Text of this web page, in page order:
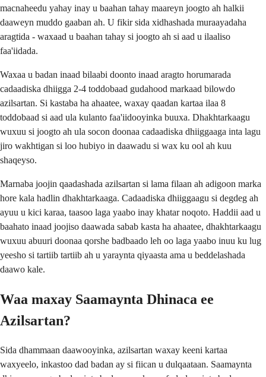
macnaheedu yahay inay u baahan tahay maareyn joogto ah halkii
daaweyn muddo gaaban ah. U fikir sida xidhashada muraayadaha
aragtida - waxaad u baahan tahay si joogto ah si aad u ilaaliso
faa'iidada.
Waxaa u badan inaad bilaabi doonto inaad aragto horumarada
cadaadiska dhiigga 2-4 toddobaad gudahood markaad bilowdo
azilsartan. Si kastaba ha ahaatee, waxay qaadan kartaa ilaa 8
toddobaad si aad ula kulanto faa'iidooyinka buuxa. Dhakhtarkaagu
wuxuu si joogto ah ula socon doonaa cadaadiska dhiiggaaga inta lagu
jiro wakhtigan si loo hubiyo in daawadu si wax ku ool ah kuu
shaqeyso.
Marnaba joojin qaadashada azilsartan si lama filaan ah adigoon marka
hore kala hadlin dhakhtarkaaga. Cadaadiska dhiiggaagu si degdeg ah
ayuu u kici karaa, taasoo laga yaabo inay khatar noqoto. Haddii aad u
baahato inaad joojiso daawada sabab kasta ha ahaatee, dhakhtarkaagu
wuxuu abuuri doonaa qorshe badbaado leh oo laga yaabo inuu ku lug
yeesho si tartiib tartiib ah u yaraynta qiyaasta ama u beddelashada
daawo kale.
Waa maxay Saamaynta Dhinaca ee
Azilsartan?
Sida dhammaan daawooyinka, azilsartan waxay keeni kartaa
waxyeelo, inkastoo dad badan ay si fiican u dulqaataan. Saamaynta